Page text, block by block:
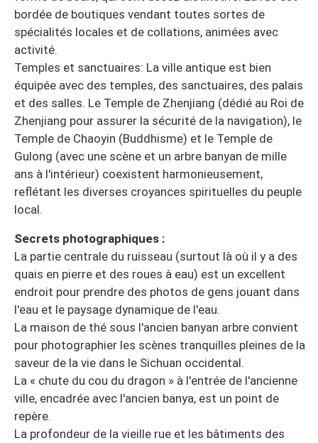
bordée de boutiques vendant toutes sortes de
spécialités locales et de collations, animées avec
activité.
Temples et sanctuaires: La ville antique est bien
équipée avec des temples, des sanctuaires, des palais
et des salles. Le Temple de Zhenjiang (dédié au Roi de
Zhenjiang pour assurer la sécurité de la navigation), le
Temple de Chaoyin (Buddhisme) et le Temple de
Gulong (avec une scène et un arbre banyan de mille
ans à l'intérieur) coexistent harmonieusement,
reflétant les diverses croyances spirituelles du peuple
local.
Secrets photographiques :
La partie centrale du ruisseau (surtout là où il y a des
quais en pierre et des roues à eau) est un excellent
endroit pour prendre des photos de gens jouant dans
l'eau et le paysage dynamique de l'eau.
La maison de thé sous l'ancien banyan arbre convient
pour photographier les scènes tranquilles pleines de la
saveur de la vie dans le Sichuan occidental.
La « chute du cou du dragon » à l'entrée de l'ancienne
ville, encadrée avec l'ancien banya, est un point de
repère.
La profondeur de la vieille rue et les bâtiments des